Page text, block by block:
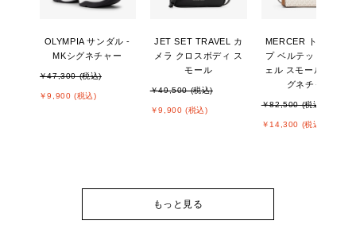
OLYMPIA サンダル -
MKシグネチャー
￥47,300 (税込)
￥9,900 (税込)
JET SET TRAVEL カ
メラ クロスボディ ス
モール
￥49,500 (税込)
￥9,900 (税込)
MERCER トップジッ
プ ベルテッド サッチ
ェル スモール - MKシ
グネチャー
￥82,500 (税込)
￥14,300 (税込)
もっと見る